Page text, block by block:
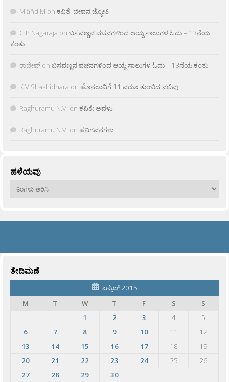
M âñd M on ಕವಿತೆ: ಜೀವನ ಜ್ಯೋತಿ
C.P.Nagaraja on ಬಸವಣ್ಣನ ವಚನಗಳಿಂದ ಆಯ್ದ ಸಾಲುಗಳ ಓದು – 13ನೆಯ
ಕಂತು
ರಾಜೀವ್ on ಬಸವಣ್ಣನ ವಚನಗಳಿಂದ ಆಯ್ದ ಸಾಲುಗಳ ಓದು – 13ನೆಯ ಕಂತು
K.V Shashidhara on ಹೊನಲುವಿಗೆ 11 ವರುಶ ತುಂಬಿದ ನಲಿವು
Raghuramu N.V. on ಕವಿತೆ: ಅವಳು
Raghuramu N.V. on ಹನಿಗವನಗಳು
ಹಳೆಯವು
ಹಳೆಯವು
ತೇದಿಮಣೆ
ಏಪ್ರಿಲ್ 2015
M
T W T F S
S
1
2 3 4
5
6
7 8 9 10 11
12
13
14 15 16 17 18
19
20
21 22 23 24 25
26
27
28 29
30